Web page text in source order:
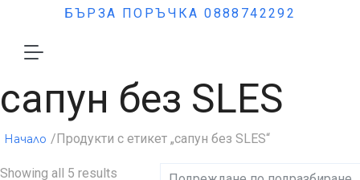
БЪРЗА ПОРЪЧКА 0888742292
сапун без SLES
Начало /Продукти с етикет „сапун без SLES“
Showing all 5 results